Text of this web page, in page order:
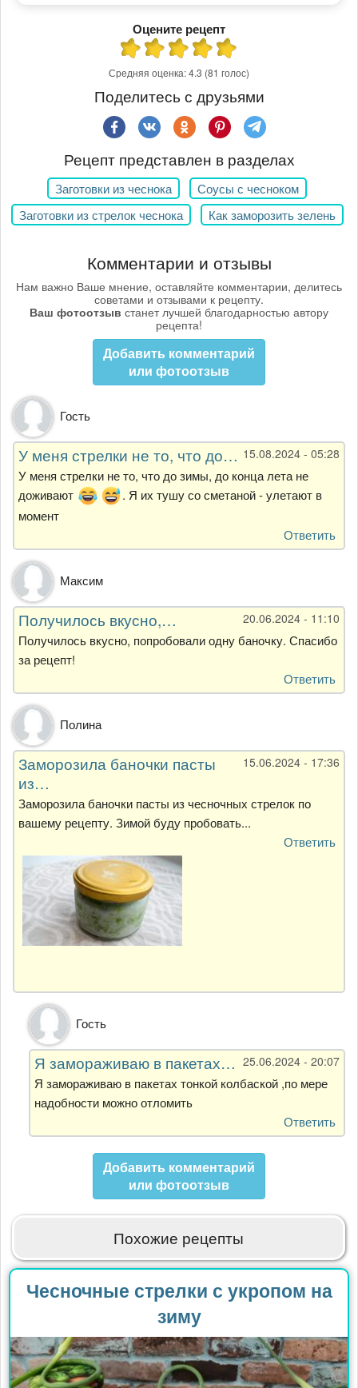
Оцените рецепт
Средняя оценка:4.3 (81 голос)
Поделитесь с друзьями
Рецепт представлен в разделах
Заготовки из чеснока
Соусы с чесноком
Заготовки из стрелок чеснока
Как заморозить зелень
Комментарии и отзывы
Нам важно Ваше мнение, оставляйте комментарии, делитесь
советами и отзывами к рецепту.
Ваш фотоотзыв станет лучшей благодарностью автору
рецепта!
Добавить комментарий
или фотоотзыв
Гость
15.08.2024 - 05:28
У меня стрелки не то, что до…
У меня стрелки не то, что до зимы, до конца лета не
доживают
. Я их тушу со сметаной - улетают в
момент
Ответить
Максим
20.06.2024 - 11:10
Получилось вкусно,…
Получилось вкусно, попробовали одну баночку. Спасибо
за рецепт!
Ответить
Полина
15.06.2024 - 17:36
Заморозила баночки пасты
из…
Заморозила баночки пасты из чесночных стрелок по
вашему рецепту. Зимой буду пробовать...
Ответить
Ответ
на
Заморозила
баночки
пасты
из…
Полина
Гость
25.06.2024 - 20:07
Я замораживаю в пакетах…
Я замораживаю в пакетах тонкой колбаской ,по мере
надобности можно отломить
Ответить
Добавить комментарий
или фотоотзыв
Похожие рецепты
Чесночные стрелки с укропом на
зиму